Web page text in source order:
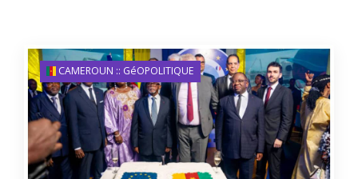
CAMEROUN :: GéOPOLITIQUE